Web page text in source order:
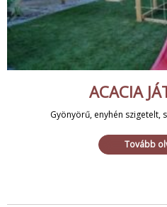
ACACIA
Gyönyörű, enyhén szigetelt,
Tovább